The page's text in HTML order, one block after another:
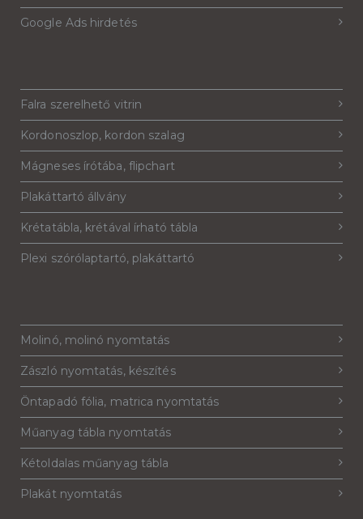
Google Ads hirdetés
Falra szerelhető vitrin
Kordonoszlop, kordon szalag
Mágneses írótába, flipchart
Plakáttartó állvány
Krétatábla, krétával írható tábla
Plexi szórólaptartó, plakáttartó
Molinó, molinó nyomtatás
Zászló nyomtatás, készítés
Öntapadó fólia, matrica nyomtatás
Műanyag tábla nyomtatás
Kétoldalas műanyag tábla
Plakát nyomtatás